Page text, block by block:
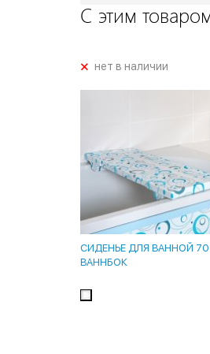
С этим
+нет в наличии
СИДЕНЬЕ ДЛЯ ВАННОЙ
ВАННБОК